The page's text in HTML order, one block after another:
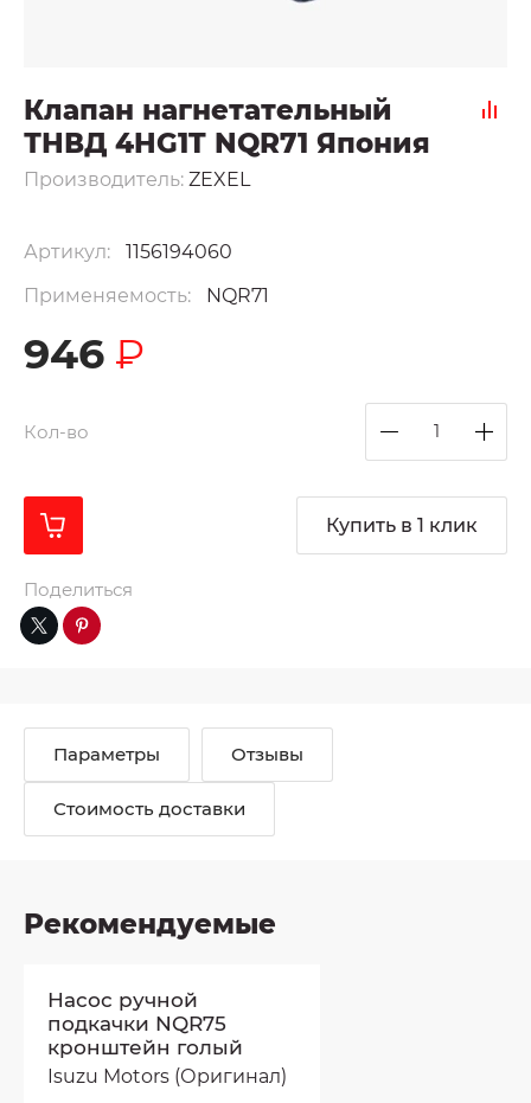
Клапан нагнетательный
ТНВД 4HG1T NQR71 Япония
Производитель: ZEXEL
Артикул:
1156194060
Применяемость:
NQR71
946 ₽
Кол-во
Купить в 1 клик
Поделиться
Параметры Отзывы
Стоимость доставки
Рекомендуемые
Насос ручной
подкачки NQR75
кронштейн голый
Isuzu Motors (Оригинал)